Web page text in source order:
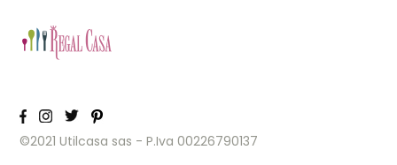
©2021 Utilcasa sas - P.Iva 00226790137